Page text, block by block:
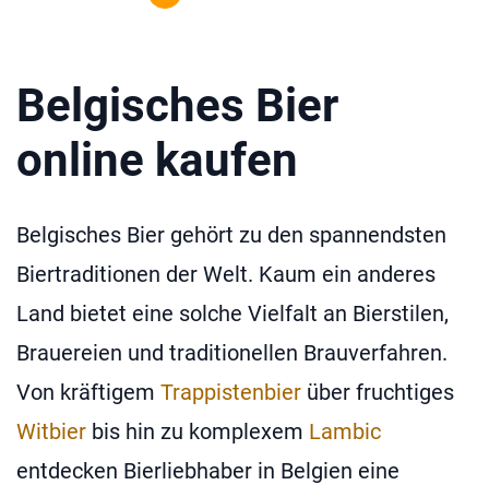
Belgisches Bier
online kaufen
Belgisches Bier gehört zu den spannendsten
Biertraditionen der Welt. Kaum ein anderes
Land bietet eine solche Vielfalt an Bierstilen,
Brauereien und traditionellen Brauverfahren.
Von kräftigem Trappistenbier über fruchtiges
Witbier bis hin zu komplexem Lambic
entdecken Bierliebhaber in Belgien eine